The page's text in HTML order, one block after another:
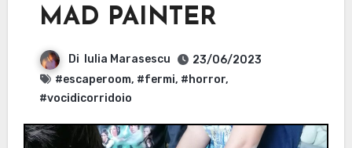
MAD PAINTER
Di Iulia Marasescu
23/06/2023
#escaperoom, #fermi, #horror,
#vocidicorridoio